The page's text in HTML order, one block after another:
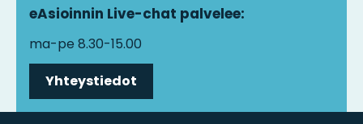
eAsioinnin Live-chat palvelee:
ma-pe 8.30-15.00
Yhteystiedot